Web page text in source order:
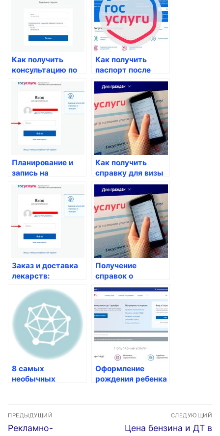
здоровья
Как получить
консультацию по
вопросам
паспортных услуг
Как получить
паспорт после
совершеннолетия
Планирование и
запись на
операции и
процедуры
Как получить
справку для визы
Заказ и доставка
лекарств:
безопасность для
россиян
Получение
справок о
состоянии
задолженности по
жилищно-
коммунальным
8 самых
необычных
Оформление
рождения ребенка
Навигация
по
ПРЕДЫДУЩИЙ
Предыдущая
Рекламно-
СЛЕДУЮЩИЙ
Следующая
Цена бензина и ДТ в